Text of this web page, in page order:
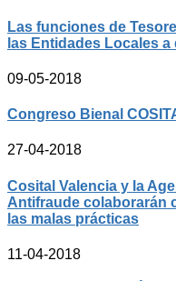
Las funciones de
las Entidades Locales a
09-05-2018
Congreso Bienal
27-04-2018
Cosital Valencia y la
Antifraude colaborarán
las malas prácticas
11-04-2018